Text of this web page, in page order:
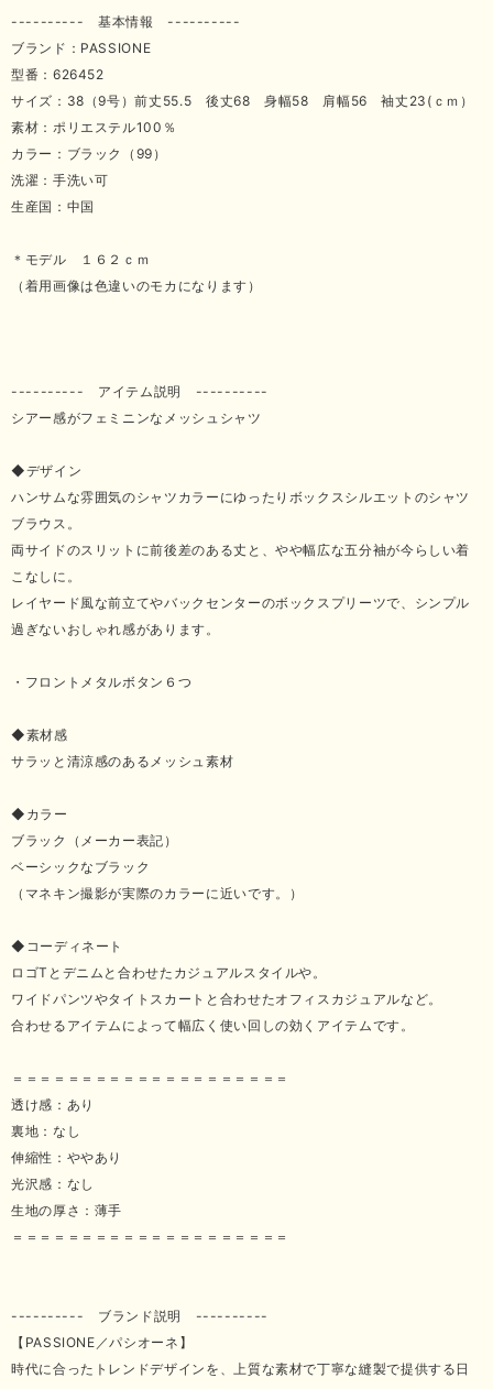
---------- 基本情報 ----------
ブランド：PASSIONE
型番：626452
サイズ：38（9号）前丈55.5 後丈68 身幅58 肩幅56 袖丈23(ｃｍ）
素材：ポリエステル100％
カラー：ブラック（99）
洗濯：手洗い可
生産国：中国
＊モデル １６２ｃｍ
（着用画像は色違いのモカになります）
---------- アイテム説明 ----------
シアー感がフェミニンなメッシュシャツ
◆デザイン
ハンサムな雰囲気のシャツカラーにゆったりボックスシルエットのシャツ
ブラウス。
両サイドのスリットに前後差のある丈と、やや幅広な五分袖が今らしい着
こなしに。
レイヤード風な前立てやバックセンターのボックスプリーツで、シンプル
過ぎないおしゃれ感があります。
・フロントメタルボタン６つ
◆素材感
サラッと清涼感のあるメッシュ素材
◆カラー
ブラック（メーカー表記）
ベーシックなブラック
（マネキン撮影が実際のカラーに近いです。）
◆コーディネート
ロゴTとデニムと合わせたカジュアルスタイルや。
ワイドパンツやタイトスカートと合わせたオフィスカジュアルなど。
合わせるアイテムによって幅広く使い回しの効くアイテムです。
＝＝＝＝＝＝＝＝＝＝＝＝＝＝＝＝＝＝＝＝
透け感：あり
裏地：なし
伸縮性：ややあり
光沢感：なし
生地の厚さ：薄手
＝＝＝＝＝＝＝＝＝＝＝＝＝＝＝＝＝＝＝＝
---------- ブランド説明 ----------
【PASSIONE／パシオーネ】
時代に合ったトレンドデザインを、上質な素材で丁寧な縫製で提供する日